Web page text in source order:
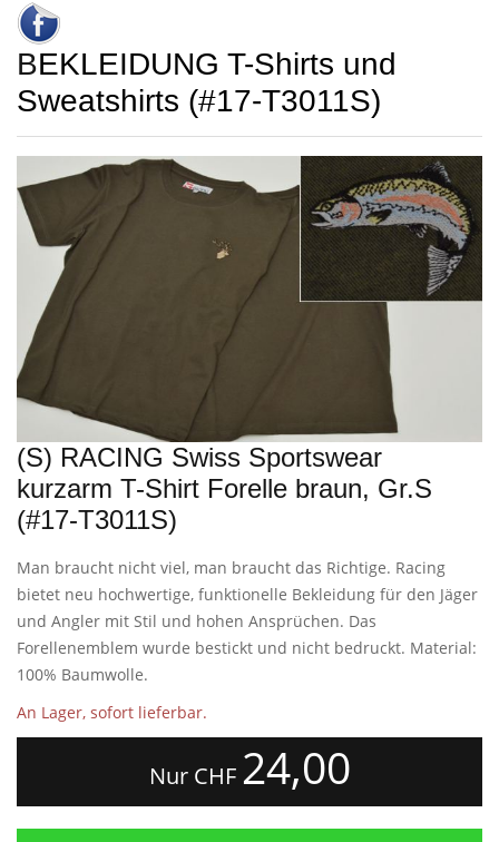
BEKLEIDUNG T-Shirts und
Sweatshirts (#17-T3011S)
(S) RACING Swiss Sportswear
kurzarm T-Shirt Forelle braun, Gr.S
(#17-T3011S)
Man braucht nicht viel, man braucht das Richtige. Racing
bietet neu hochwertige, funktionelle Bekleidung für den Jäger
und Angler mit Stil und hohen Ansprüchen. Das
Forellenemblem wurde bestickt und nicht bedruckt. Material:
100% Baumwolle.
An Lager, sofort lieferbar.
Nur CHF 24,00